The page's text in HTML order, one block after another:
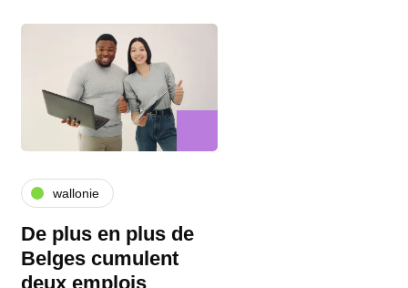
wallonie
De plus en plus de
Belges cumulent
deux emplois